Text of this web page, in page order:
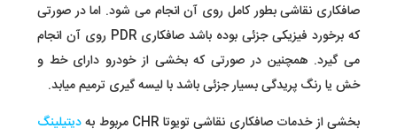
صافکاری نقاشی بطور کامل روی آن انجام می شود. اما در صورتی
که برخورد فیزیکی جزئی بوده باشد صافکاری PDR روی آن انجام
می گیرد. همچنین در صورتی که بخشی از خودرو دارای خط و
خش یا رنگ پریدگی بسیار جزئی باشد با لیسه گیری ترمیم میابد.
بخشی از خدمات صافکاری نقاشی تویوتا CHR مربوط به
دیتیلینگ